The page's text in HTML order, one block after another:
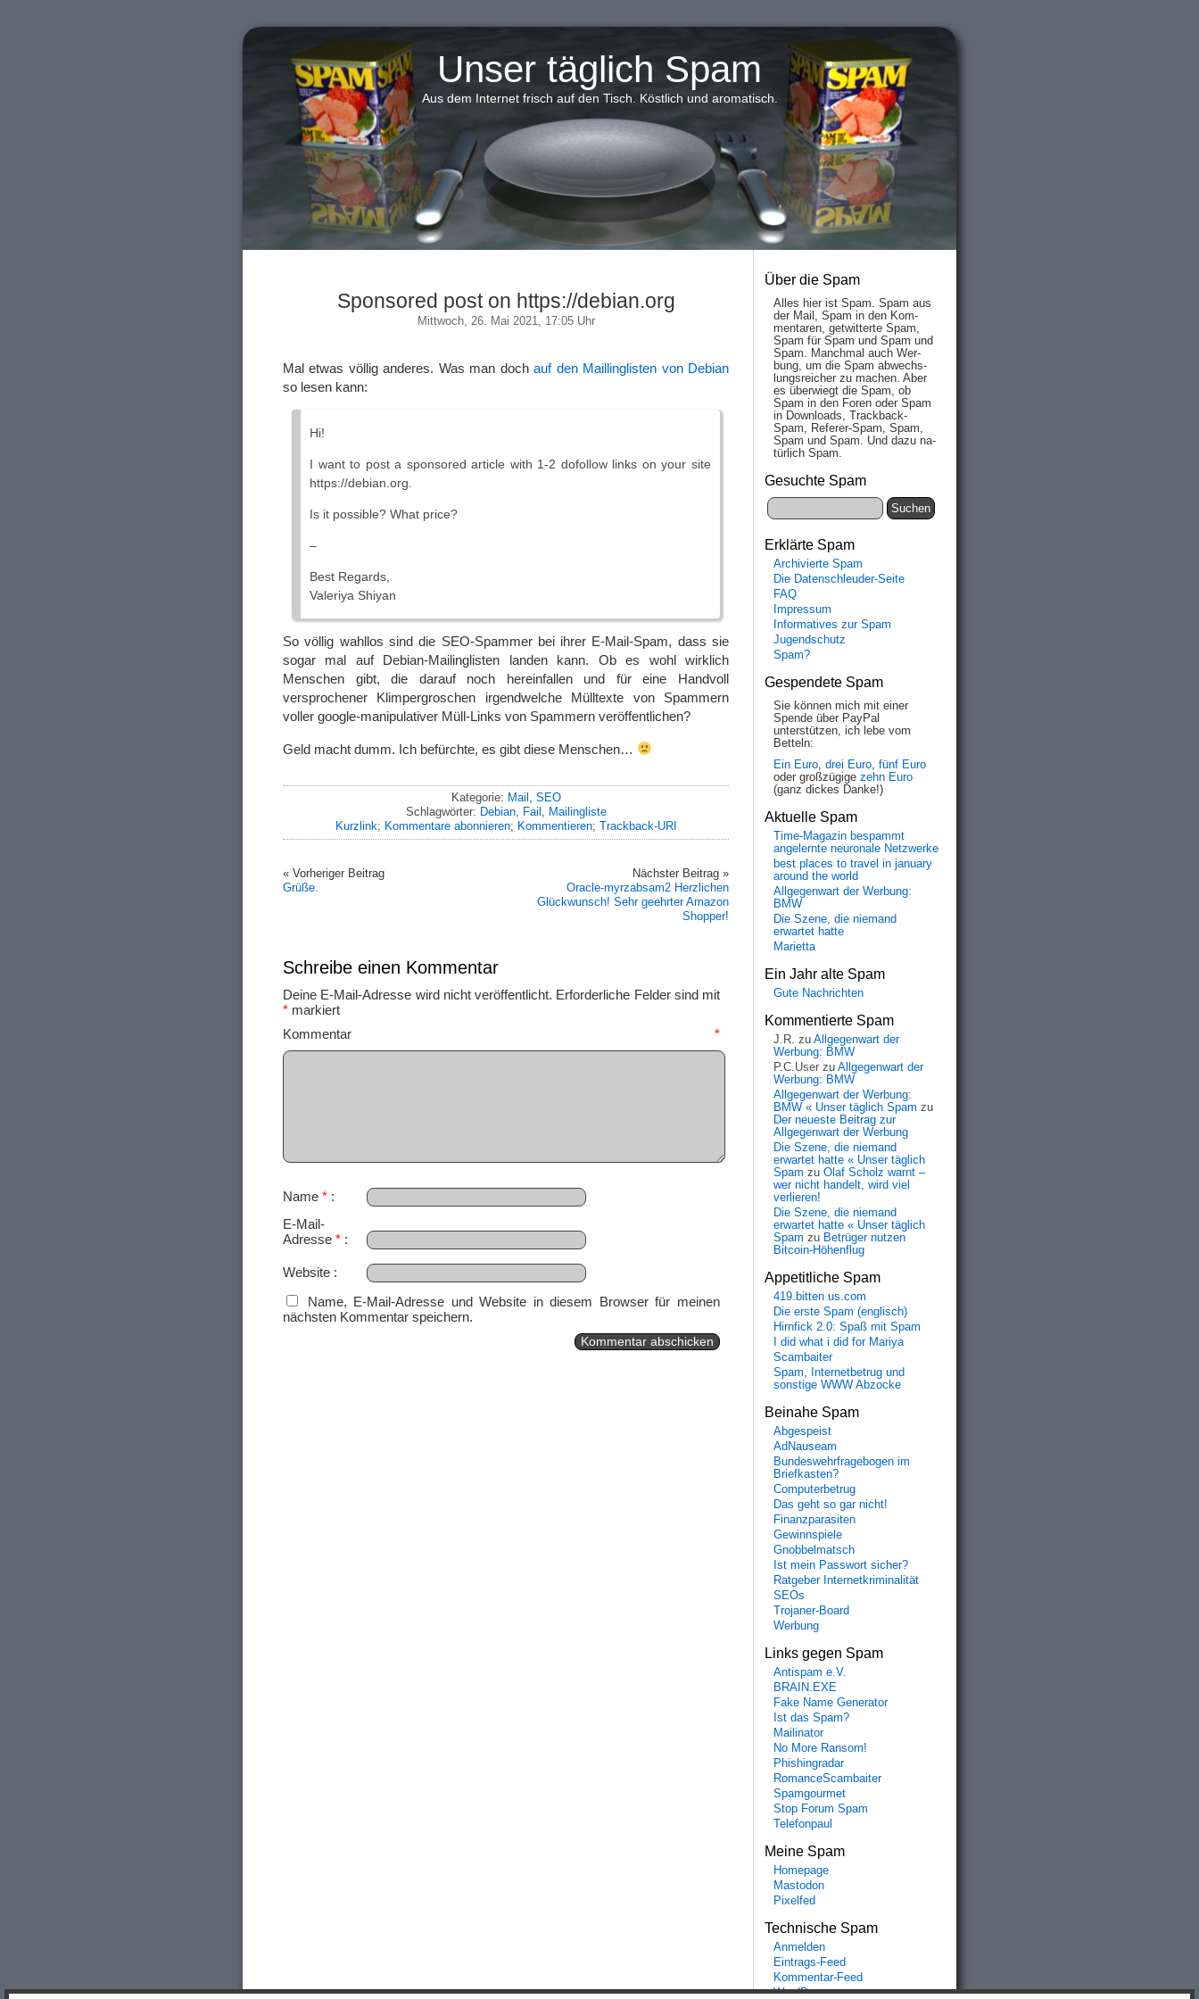
Unser täglich Spam
Aus dem Internet frisch auf den Tisch. Köstlich und aromatisch.
Sponsored post on https://debian.org
Mittwoch, 26. Mai 2021, 17:05 Uhr
Mal etwas völlig anderes. Was man dochauf den Maillinglisten von Debian
so lesen kann:
Hi!
I want to post a sponsored article with 1-2 dofollow links on your site
https://debian.org.
Is it possible? What price?
–
Best Regards,
Valeriya Shiyan
So völlig wahllos sind die SEO-Spammer bei ihrer E-Mail-Spam, dass sie
sogar mal auf Debian-Mailinglisten landen kann. Ob es wohl wirklich
Menschen gibt, die darauf noch hereinfallen und für eine Handvoll
versprochener Klimpergroschen irgendwelche Mülltexte von Spammern
voller google-manipulativer Müll-Links von Spammern veröffentlichen?
Geld macht dumm. Ich befürchte, es gibt diese Menschen…
Kategorie: Mail SEO
Schlagwörter: Debian, Fail
Mailingliste
Kurzlink; Kommentare abonnieren; Kommentieren; Trackback-URI
« Vorheriger Beitrag
Grüße.
Nächster Beitrag »
Oracle-myrzabsam2 Herzlichen
Glückwunsch! Sehr geehrter Amazon
Shopper!
Schreibe einen Kommentar
Deine E-Mail-Adresse wird nicht veröffentlicht. Erforderliche Felder sind mit
* markiert
Kommentar *
Name *
E-Mail-
Adresse *
Website
Name, E-Mail-Adresse und Website in diesem Browser für meinen
nächsten Kommentar speichern.
Über die Spam
Alles hier ist Spam. Spam aus
der Mail, Spam in den Kom­
men­taren, ge­twit­ter­te Spam,
Spam für Spam und Spam und
Spam. Manch­mal auch Wer­
bung, um die Spam ab­wechs­
lungs­reich­er zu mach­en. Aber
es über­wiegt die Spam, ob
Spam in den Fo­ren oder Spam
in Down­loads, Track­back-
Spam, Re­fe­rer-Spam, Spam,
Spam und Spam. Und da­zu na­
tür­lich Spam.
Gesuchte Spam
Erklärte Spam
Archivierte Spam
Die Datenschleuder-Seite
FAQ
Impressum
Informatives zur Spam
Jugendschutz
Spam?
Gespendete Spam
Sie können mich mit einer
Spende über PayPal
unterstützen, ich lebe vom
Betteln:
Ein Euro, drei Euro, fünf Euro
oder großzügige zehn Euro
(ganz dickes Danke!)
Aktuelle Spam
Time-Magazin bespammt
angelernte neuronale Netzwerke
best places to travel in january
around the world
Allgegenwart der Werbung:
BMW
Die Szene, die niemand
erwartet hatte
Marietta
Ein Jahr alte Spam
Gute Nachrichten
Kommentierte Spam
J.R. zu Allgegenwart der
Werbung: BMW
P.C.User zu Allgegenwart der
Werbung: BMW
Allgegenwart der Werbung:
BMW « Unser täglich Spam zu
Der neueste Beitrag zur
Allgegenwart der Werbung
Die Szene, die niemand
erwartet hatte « Unser täglich
Spam zu Olaf Scholz warnt –
wer nicht handelt, wird viel
verlieren!
Die Szene, die niemand
erwartet hatte « Unser täglich
Spam zu Betrüger nutzen
Bitcoin-Höhenflug
Appetitliche Spam
419.bitten us.com
Die erste Spam (englisch)
Hirnfick 2.0: Spaß mit Spam
I did what i did for Mariya
Scambaiter
Spam, Internetbetrug und
sonstige WWW Abzocke
Beinahe Spam
Abgespeist
AdNauseam
Bundeswehrfragebogen im
Briefkasten?
Computerbetrug
Das geht so gar nicht!
Finanzparasiten
Gewinnspiele
Gnobbelmatsch
Ist mein Passwort sicher?
Ratgeber Internetkriminalität
SEOs
Trojaner-Board
Werbung
Links gegen Spam
Antispam e.V.
BRAIN.EXE
Fake Name Generator
Ist das Spam?
Mailinator
No More Ransom!
Phishingradar
RomanceScambaiter
Spamgourmet
Stop Forum Spam
Telefonpaul
Meine Spam
Homepage
Mastodon
Pixelfed
Technische Spam
Anmelden
Eintrags-Feed
Kommentar-Feed
WordPress.org